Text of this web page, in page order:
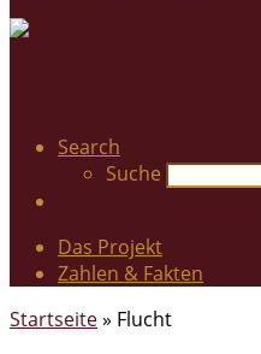
Search
Suche
Das Projekt
Zahlen & Fakten
Startseite» Flucht